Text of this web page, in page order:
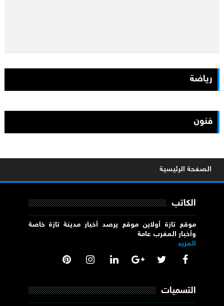
رياضة
فنون
الصفحة الرئيسية
الكاتب
موقع تازة أولاين موقع يرصد أخبار مدينة تازة خاصة
وأخبار المغرب عامة
المزيد
التسميات